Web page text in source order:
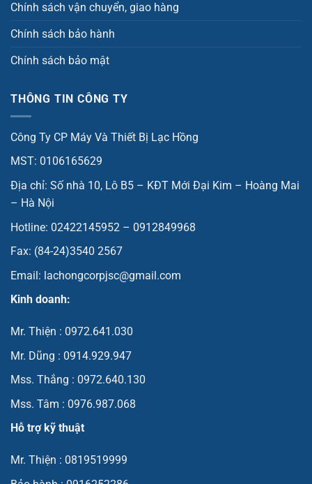
Chính sách vận chuyển, giao hàng
Chính sách bảo hành
Chính sách bảo mật
THÔNG TIN CÔNG TY
Công Ty CP Máy Và Thiết Bị Lạc Hồng
MST: 0106165629
Địa chỉ: Số nhà 10, Lô B5 – KĐT Mới Đại Kim – Hoàng Mai
– Hà Nội
Hotline: 02422145952 – 0912849968
Fax: (84-24)3540 2567
Email: lachongcorpjsc@gmail.com
Kinh doanh:
Mr. Thiện : 0972.641.030
Mr. Dũng : 0914.929.947
Mss. Thắng : 0972.640.130
Mss. Tâm : 0976.987.068
Hỗ trợ kỹ thuật
Mr. Thiện : 0819519999